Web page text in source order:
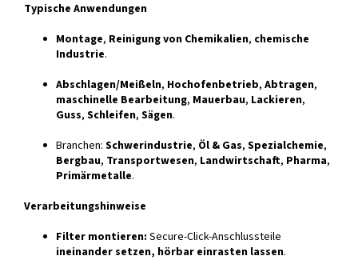
Typische Anwendungen
Montage, Reinigung von Chemikalien, chemische
Industrie.
Abschlagen/Meißeln, Hochofenbetrieb, Abtragen,
maschinelle Bearbeitung, Mauerbau, Lackieren,
Guss, Schleifen, Sägen.
Branchen: Schwerindustrie, Öl & Gas, Spezialchemie,
Bergbau, Transportwesen, Landwirtschaft, Pharma,
Primärmetalle.
Verarbeitungshinweise
Filter montieren: Secure-Click-Anschlussteile
ineinander setzen, hörbar einrasten lassen.